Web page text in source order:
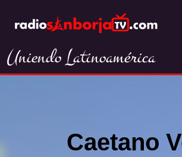
Uniendo Latinoamérica
Caetano